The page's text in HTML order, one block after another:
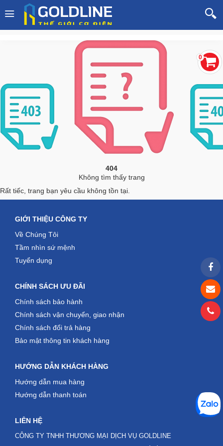
404
Không tìm thấy trang
Rất tiếc, trang bạn yêu cầu không tồn tại.
GIỚI THIỆU CÔNG TY
Về Chúng Tôi
Tầm nhìn sứ mệnh
Tuyển dụng
CHÍNH SÁCH ƯU ĐÃI
Chính sách bảo hành
Chính sách vận chuyển, giao nhận
Chính sách đổi trả hàng
Bảo mật thông tin khách hàng
HƯỚNG DẪN KHÁCH HÀNG
Hướng dẫn mua hàng
Hướng dẫn thanh toán
LIÊN HỆ
CÔNG TY TNHH THƯƠNG MẠI DỊCH VỤ GOLDLINE
0